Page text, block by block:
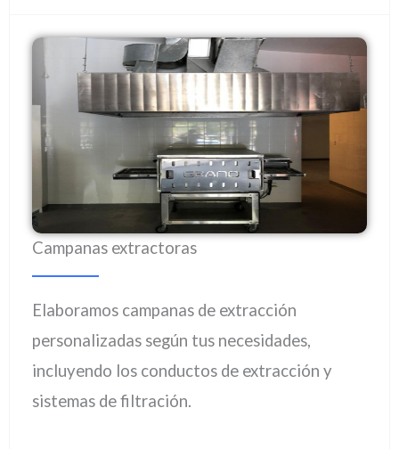
Campanas extractoras
Elaboramos campanas de extracción
personalizadas según tus necesidades,
incluyendo los conductos de extracción y
sistemas de filtración.